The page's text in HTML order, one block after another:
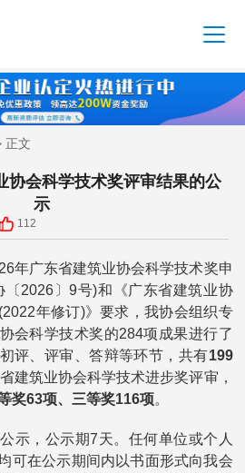
正文
协会科学技术奖评审结果的公
示
112
广东省建筑业协会科学技术奖申
2026〕9号)和《广东省建筑业协
年修订)》要求，我协会组织专
会科学技术奖的284项成果进行了
评、评审、答辩等环节，共有199
建筑业协会科学技术进步奖评审，
奖63项、三等奖116项。
，公示期7天。任何单位或个人
可在公示期间内以书面形式向我会